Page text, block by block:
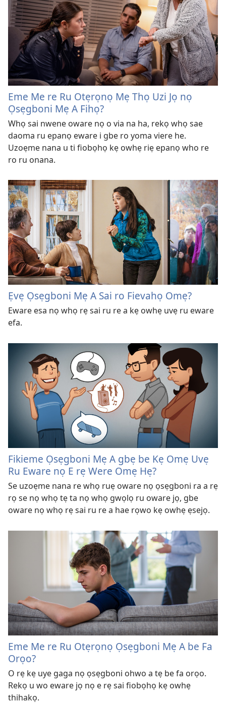
Eme Me re Ru Otẹrọnọ Mẹ Thọ Uzi Jọ nọ
Ọsẹgboni Mẹ A Fihọ?
Whọ sai nwene oware nọ o via na ha, rekọ whọ sae
daoma ru epanọ eware i gbe ro yoma viere he.
Uzoẹme nana u ti fiobọhọ kẹ owhẹ riẹ epanọ who re
ro ru onana.
Ẹvẹ Ọsẹgboni Mẹ A Sai ro Fievahọ Omẹ?
Eware esa nọ whọ rẹ sai ru re a kẹ owhẹ uvẹ ru eware
efa.
Fikieme Ọsẹgboni Mẹ A gbẹ be Kẹ Omẹ Uvẹ
Ru Eware nọ E rẹ Were Omẹ Hẹ?
Se uzoẹme nana re whọ ruẹ oware nọ ọsẹgboni ra a rẹ
rọ se nọ whọ tẹ ta nọ whọ gwọlọ ru oware jọ, gbe
oware nọ whọ rẹ sai ru re a hae rọwo kẹ owhẹ ẹsejọ.
Eme Me re Ru Otẹrọnọ Ọsẹgboni Mẹ A be Fa
Orọo?
O rẹ kẹ uye gaga nọ ọsẹgboni ohwo a tẹ be fa orọo.
Rekọ u wo eware jọ nọ e rẹ sai fiobọhọ kẹ owhẹ
thihakọ.